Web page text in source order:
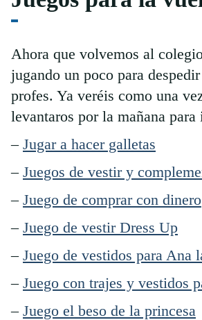
Ahora que volvemos al
jugando un poco para
profes. Ya veréis como una
levantaros por la mañana
– Jugar a hacer galletas
– Juegos de vestir y
– Juego de comprar con dinero
– Juego de vestir Dress Up
– Juego de vestidos para Ana
– Juego con trajes y vestidos
– Juego el beso de la princesa